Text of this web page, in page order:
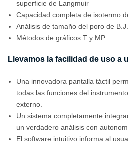
superficie de Langmuir
Capacidad completa de isotermo
Análisis de tamaño del poro de
Métodos de gráficos T y MP
Llevamos la facilidad de uso a
Una innovadora pantalla táctil
todas las funciones del
externo.
Un sistema completamente
un verdadero análisis con
El software intuitivo informa al